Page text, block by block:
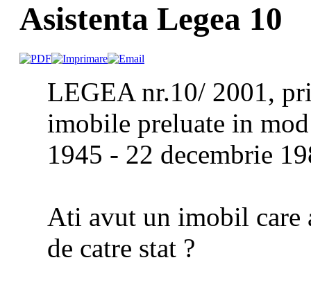
Asistenta Legea 10
LEGEA nr.10/ 2001,
imobile preluate in
1945 - 22 decembrie
Ati avut un imobil care
de catre stat ?